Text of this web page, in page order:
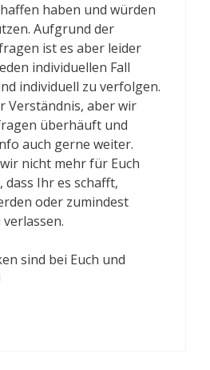
haben und würden
Aufgrund der
ist es aber leider
individuellen Fall
individuell zu verfolgen.
Verständnis, aber wir
überhäuft und
auch gerne weiter.
nicht mehr für Euch
Ihr es schafft,
oder zumindest
sind bei Euch und